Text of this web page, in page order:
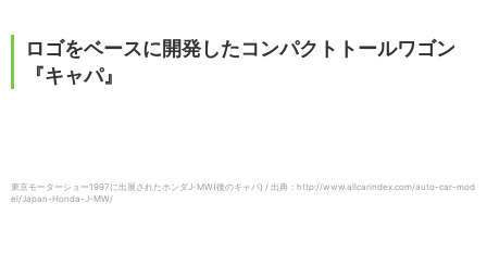
ロゴをベースに開発したコンパクトトールワゴン
『キャパ』
東京モーターショー1997に出展されたホンダJ-MW(後のキャパ) / 出典：http://www.allcarindex.com/auto-car-mod
el/Japan-Honda-J-MW/